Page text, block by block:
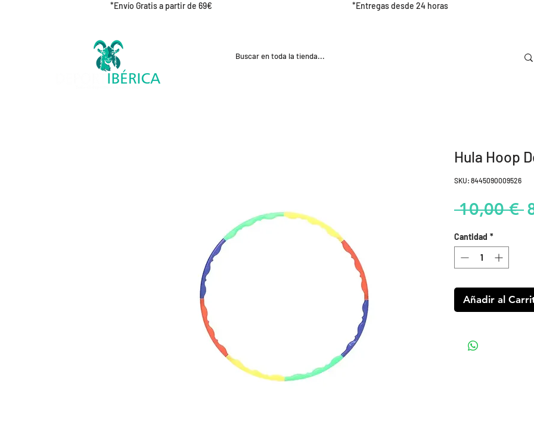
*Envío Gratis a partir de 69€ *Entregas desde 24 horas
Hula Hoop
SKU: 8445090009526
10,00 €
Cantidad *
Añadir al